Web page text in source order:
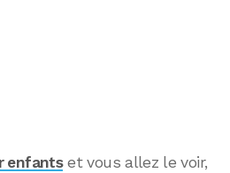
enfantset vous allez le voir,